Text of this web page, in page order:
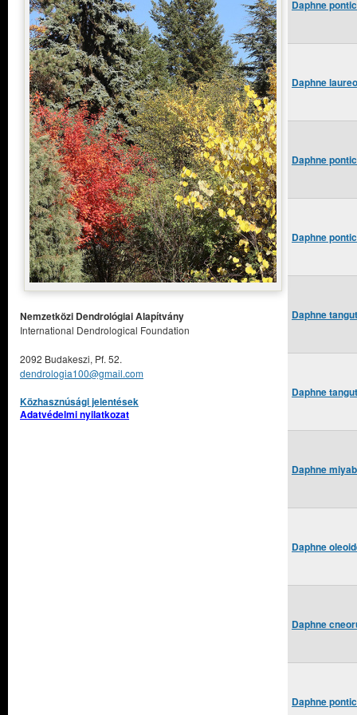
Daphne
Daphne
Daphne
Daphne
Daphne
Daphne
Daphne
Daphne
Daphne
Daphne
Nemzetközi Dendrológiai Alapítvány
International Dendrological Foundation
2092 Budakeszi, Pf. 52.
dendrologia100@gmail.com
Közhasznúsági jelentések
Adatvédelmi nyilatkozat